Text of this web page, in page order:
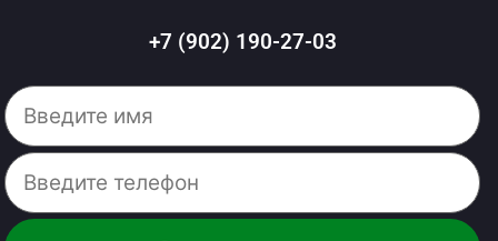
+7 (902) 190-27-03